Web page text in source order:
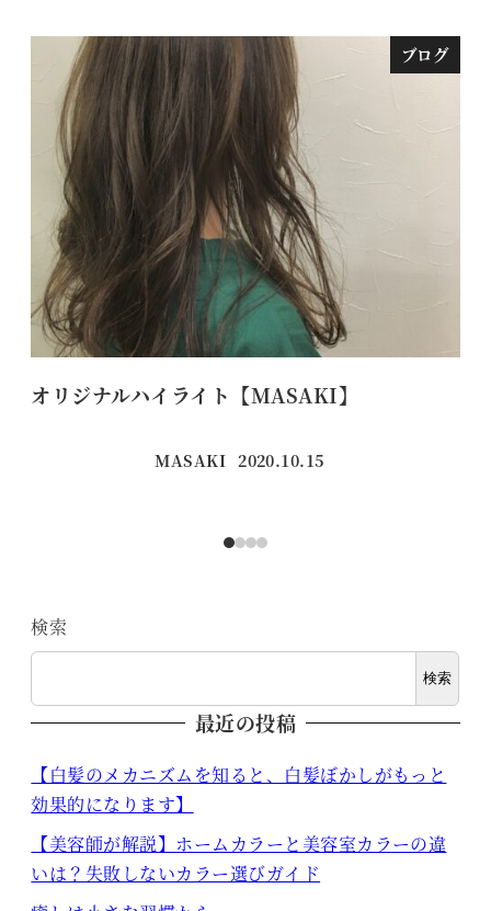
ブログ
オリジナルハイライト【MASAKI】
MASAKI 投稿日
2020.10.15
検索
検索
最近の投稿
【白髪のメカニズムを知ると、白髪ぼかしがもっと
効果的になります】
【美容師が解説】ホームカラーと美容室カラーの違
いは？失敗しないカラー選びガイド